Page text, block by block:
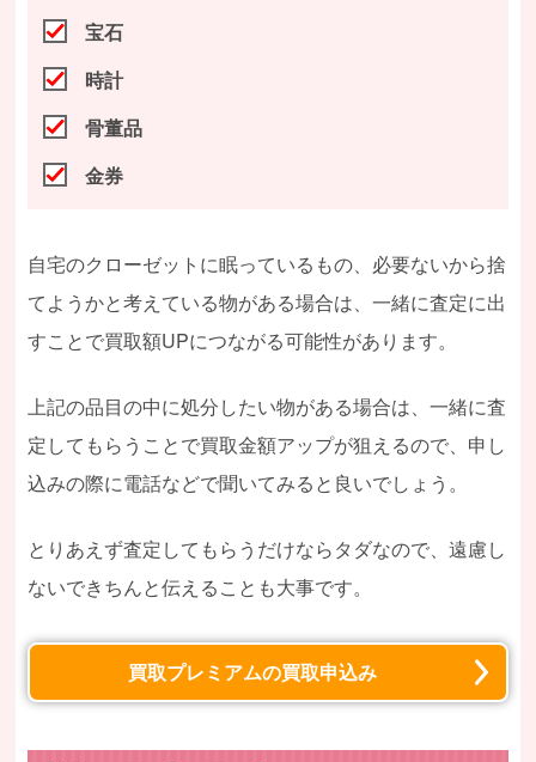
宝石
時計
骨董品
金券
自宅のクローゼットに眠っているもの、必要ないから捨
てようかと考えている物がある場合は、一緒に査定に出
すことで買取額UPにつながる可能性があります。
上記の品目の中に処分したい物がある場合は、一緒に査
定してもらうことで買取金額アップが狙えるので、申し
込みの際に電話などで聞いてみると良いでしょう。
とりあえず査定してもらうだけならタダなので、遠慮し
ないできちんと伝えることも大事です。
買取プレミアムの買取申込み